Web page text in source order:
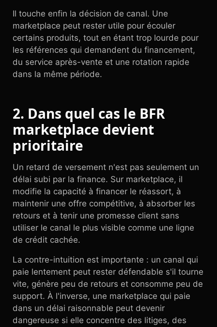
Il touche enfin la décision de canal. Une
marketplace peut rester utile pour écouler
certains produits, tout en étant trop lourde pour
les références qui demandent du financement,
du service après-vente et une rotation rapide
dans la même période.
2. Dans quel cas le BFR
marketplace devient
prioritaire
Un retard de versement n'est pas seulement un
délai subi par la finance. Sur marketplace, il
modifie la capacité à financer le réassort, à
maintenir une offre compétitive, à absorber les
retours et à tenir une promesse client sans
utiliser le canal le plus visible comme une ligne
de crédit cachée.
La contre-intuition est importante : un canal qui
paie lentement peut rester défendable s'il tourne
vite, génère peu de retours et consomme peu de
support. À l'inverse, une marketplace qui paie
dans un délai raisonnable peut devenir
dangereuse si elle concentre des litiges, des